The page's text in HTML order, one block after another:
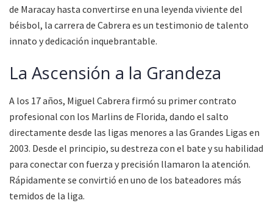
de Maracay hasta convertirse en una leyenda viviente del
béisbol, la carrera de Cabrera es un testimonio de talento
innato y dedicación inquebrantable.
La Ascensión a la Grandeza
A los 17 años, Miguel Cabrera firmó su primer contrato
profesional con los Marlins de Florida, dando el salto
directamente desde las ligas menores a las Grandes Ligas en
2003. Desde el principio, su destreza con el bate y su habilidad
para conectar con fuerza y precisión llamaron la atención.
Rápidamente se convirtió en uno de los bateadores más
temidos de la liga.